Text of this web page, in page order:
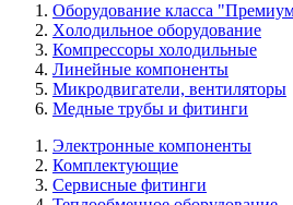
Оборудование класса
Xолодильное оборудование
Компрессоры холодильные
Линейные компоненты
Микродвигатели, вентиляторы
Медные трубы и фитинги
Электронные компоненты
Комплектующие
Сервисные фитинги